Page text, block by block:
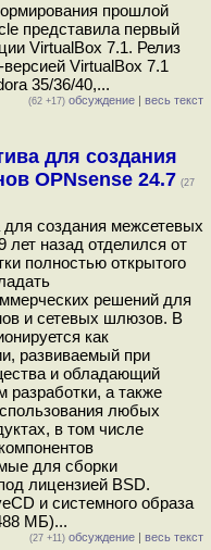
прошлой
представила первый
VirtualBox 7.1. Релиз
VirtualBox 7.1
35/36/40,...
(62 +17) обсуждение | весь текст
для создания
OPNsense 24.7 (27
создания межсетевых
лет назад отделился от
полностью открытого
решений для
и сетевых шлюзов. В
как
развиваемый при
и обладающий
разработки, а также
любых
в том числе
для сборки
лицензией BSD.
и системного образа
МБ)...
(27 +11) обсуждение | весь текст